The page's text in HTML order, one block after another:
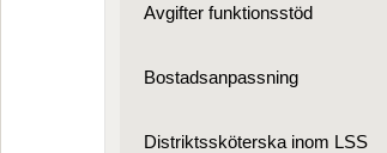
Avgifter funktionsstöd
Bostads­anpassning
Distriktssköterska inom LSS